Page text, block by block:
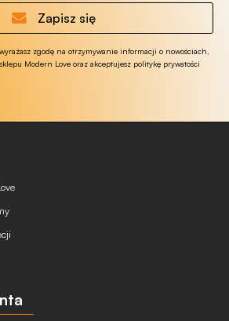
Zapisz się
zgodę na otrzymywanie informacji o nowościach,
Modern Love oraz akceptujesz politykę prywatości